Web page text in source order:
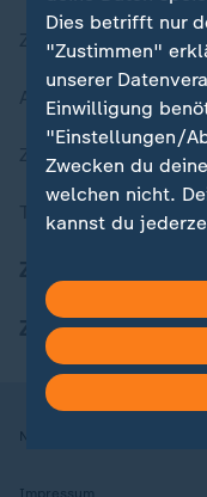
Zuletzt veröffentlicht
Aktuelle Sendungs-
ZDFheute Stories
Themen im
ZDFheute Apps
Nutzungsbedingungen
Impressum
Dies betrifft nur
"Zustimmen"
unserer
Einwilligung
"Einstellungen/
Zwecken du
welchen nicht.
kannst du
Hier findest du
Weitere